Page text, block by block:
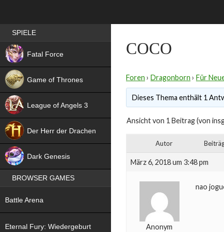
COCO
Foren › Dragonborn › Für
Dieses Thema enthält 1
Ansicht von 1 Beitrag (von
Autor
März 6, 2018 um 3:48 pm
Anonym
nao
Best RPG games in Germany
SPIELE
Fatal Force
Game of Thrones
League of Angels 3
Der Herr der Drachen
Dark Genesis
BROWSER GAMES
Battle Arena
Eternal Fury: Wiedergeburt